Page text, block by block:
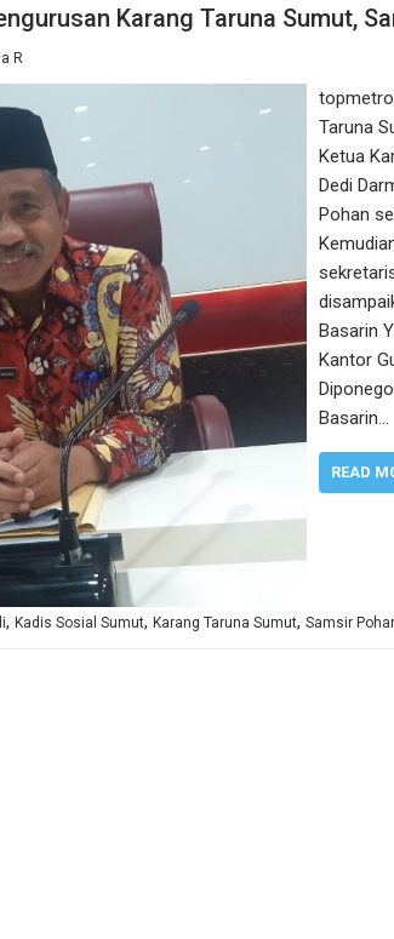
Karang Taruna Sumut,
R
Taruna
Ketua
Dedi
Pohan
Basarin
Kantor
Basarin…
READ
, Kadis Sosial Sumut, Karang Taruna Sumut, Samsir